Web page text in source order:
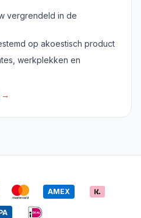
vergrendeld in de
op akoestisch product
werkplekken en
→
AMEX